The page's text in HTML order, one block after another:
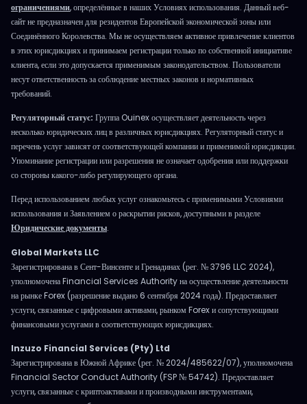
ограничениями, определённые в наших Условиях использования. Данный веб-
сайт не предназначен для резидентов Европейской экономической зоны или
Соединённого Королевства. Мы не осуществляем активное привлечение клиентов
в этих юрисдикциях и принимаем регистрации только по собственной инициативе
клиента, если это допускается применимым законодательством. Пользователи
несут ответственность за соблюдение местных законов и нормативных
требований.
Регуляторный статус: Группа Ouinex осуществляет деятельность через
несколько юридических лиц в различных юрисдикциях. Регуляторный статус и
перечень услуг зависят от соответствующей компании и применимой юрисдикции.
Упоминание регистрации или разрешения не означает одобрения или поддержки
со стороны какого-либо регулирующего органа.
Перед использованием любых услуг ознакомьтесь с применимыми Условиями
использования и Заявлением о раскрытии рисков, доступными в разделе
Юридические документы.
Global Markets LLC
Зарегистрирована в Сент-Винсенте и Гренадинах (рег. № 3796 LLC 2024),
уполномочена Financial Services Authority на осуществление деятельности
на рынке Forex (разрешение выдано 6 сентября 2024 года). Предоставляет
услуги, связанные с цифровыми активами, рынком Forex и сопутствующими
финансовыми услугами в соответствующих юрисдикциях.
Inzuzo Financial Services (Pty) Ltd
Зарегистрирована в Южной Африке (рег. № 2024/485622/07), уполномочена
Financial Sector Conduct Authority (FSP № 54742). Предоставляет
услуги, связанные с криптоактивами и производными инструментами,